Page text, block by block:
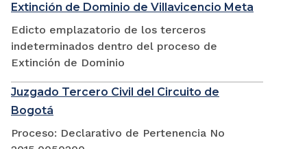
Extinción de Dominio de Villavicencio Meta
Edicto emplazatorio de los terceros
indeterminados dentro del proceso de
Extinción de Dominio
Juzgado Tercero Civil del Circuito de
Bogotá
Proceso: Declarativo de Pertenencia No